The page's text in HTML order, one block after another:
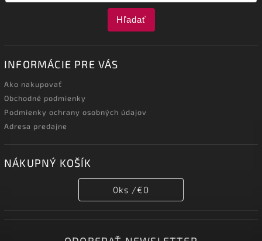
Hľadať
INFORMÁCIE PRE VÁS
Ako nakupovať
Obchodné podmienky
Podmienky ochrany osobných údajov
Adresa predajne
NÁKUPNÝ KOŠÍK
0ks /€0